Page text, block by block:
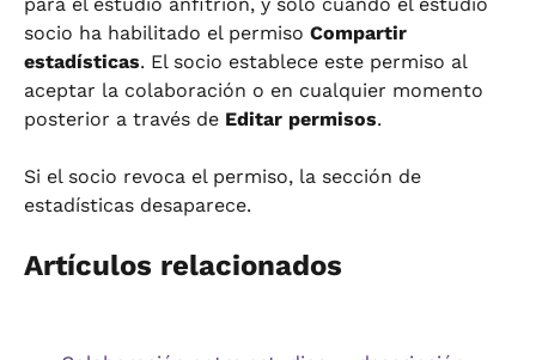
socio ha habilitado el permiso Compartir
estadísticas. El socio establece este permiso al
aceptar la colaboración o en cualquier momento
posterior a través de Editar permisos.
Si el socio revoca el permiso, la sección de
estadísticas desaparece.
Artículos relacionados